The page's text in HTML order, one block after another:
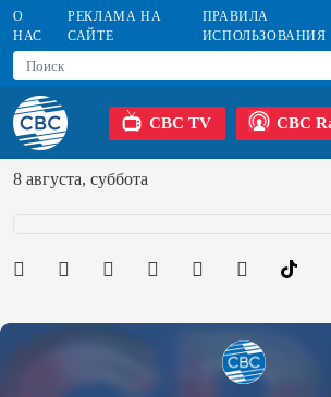
О
НАС
РЕКЛАМА НА
САЙТЕ
ПРАВИЛА
ИСПОЛЬЗОВАНИЯ
CBC TV CBC
8 августа, суббота